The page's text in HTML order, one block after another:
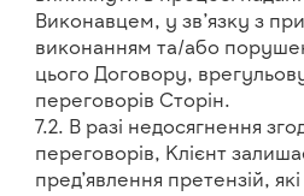
Виконавцем, у зв’язку з
виконанням та/або
цього Договору,
переговорів Сторін.
7.2. В разі недосягнення
переговорів, Клієнт
пред’явлення претензій,